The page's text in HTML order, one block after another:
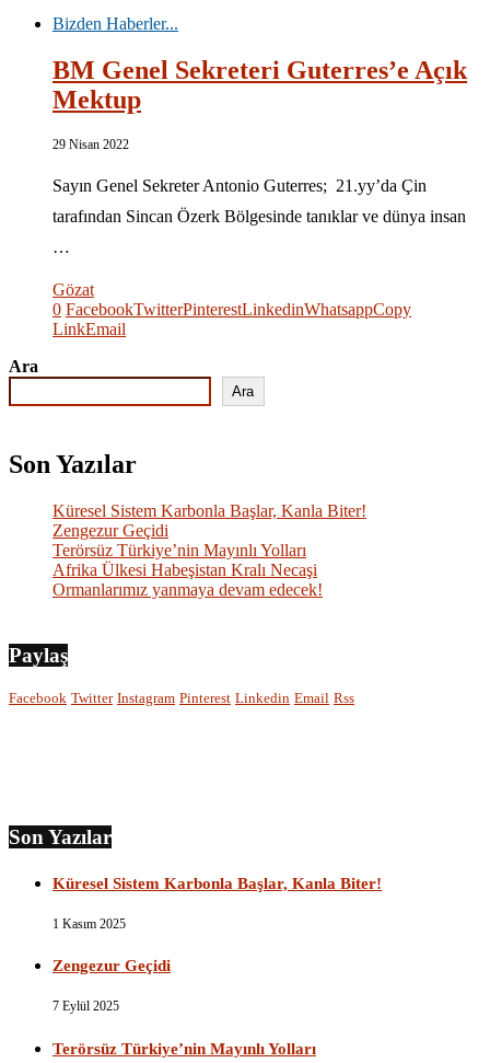
Bizden Haberler...
BM Genel Sekreteri Guterres’e Açık
Mektup
29 Nisan 2022
Sayın Genel Sekreter Antonio Guterres; 21.yy’da Çin
tarafından Sincan Özerk Bölgesinde tanıklar ve dünya insan
…
Gözat
0 FacebookTwitterPinterestLinkedinWhatsappCopy
LinkEmail
Ara
Ara
Son Yazılar
Küresel Sistem Karbonla Başlar, Kanla Biter!
Zengezur Geçidi
Terörsüz Türkiye’nin Mayınlı Yolları
Afrika Ülkesi Habeşistan Kralı Necaşi
Ormanlarımız yanmaya devam edecek!
Paylaş
Facebook Twitter Instagram Pinterest Linkedin Email Rss
Son Yazılar
Küresel Sistem Karbonla Başlar, Kanla Biter!
1 Kasım 2025
Zengezur Geçidi
7 Eylül 2025
Terörsüz Türkiye’nin Mayınlı Yolları